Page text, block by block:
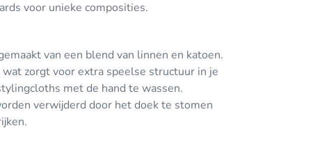
voor unieke composities.
van een blend van linnen en katoen.
zorgt voor extra speelse structuur in je
met de hand te wassen.
verwijderd door het doek te stomen